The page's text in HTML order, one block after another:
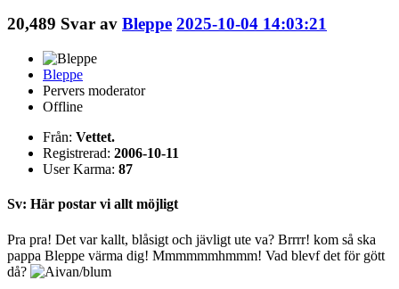
20,489 Svar av Bleppe 2025-10-04 14:03:21
Bleppe
Pervers moderator
Offline
Från: Vettet.
Registrerad: 2006-10-11
User Karma: 87
Sv: Här postar vi allt möjligt
Pra pra! Det var kallt, blåsigt och jävligt ute va? Brrrr! kom så ska
pappa Bleppe värma dig! Mmmmmmhmmm! Vad blevf det för gött
då?